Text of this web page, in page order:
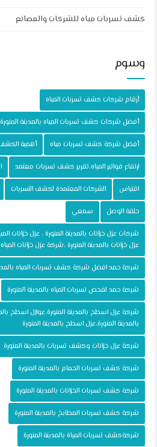
كشف تسربات مياه للشركات والمصانع
وسوم
أرقام شركات كشف تسربات المياه
أفضل شركات كشف تسربات المياه بالمدينة المنورة
أفضل شركة كشف تسربات مياه أهمية الكشف
ارتفاع فواتير المياه،تقرير كشف تسربات معتمد
اقتباس الشركات المعتمدة لكشف التسربات
حلقة الوصل سمعي
شركات عزل خزانات بالمدينة المنورة ، عزل خزانات
عزل خزانات بالمدينة المنورة ،شركة عزل خزانات المياه
شركة حمد افضل شركة كشف تسربات المياه
شركة حمد لفحص تسربات المياه بالمدينة المنورة
شركة عزل اسطح بالمدينة المنورة،عوازل اسطح
بالمدينة المنورة،عزل اسطح بالمدينة المنورة
شركة عزل خزانات وكشف تسربات بالمدينة المنورة
شركة كشف تسربات الحمام بالمدينة المنورة
شركة كشف تسربات الخزانات بالمدينة المنورة
شركة كشف تسربات المطابخ بالمدينة المنورة
شركةكشف تسربات المياة بالمدينة المنورة